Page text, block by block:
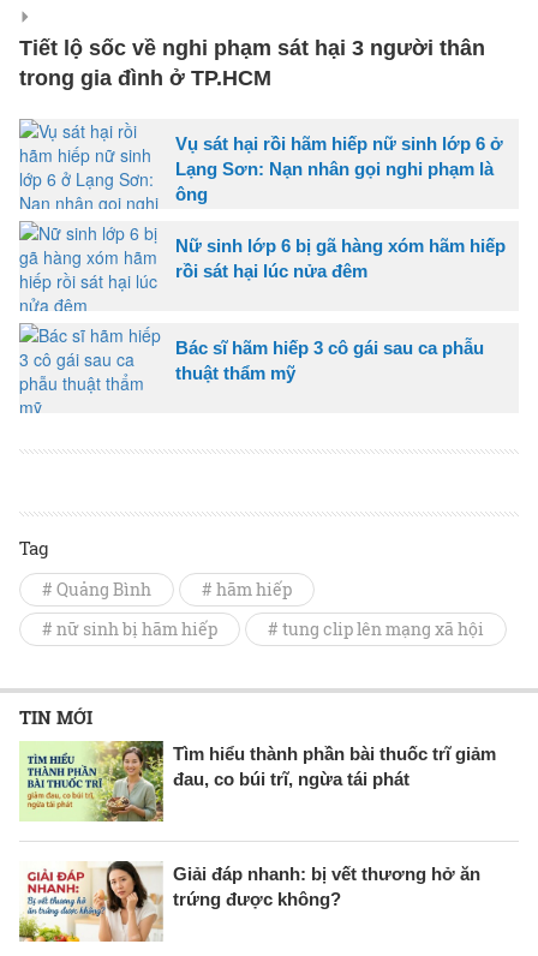
Tiết lộ sốc về nghi phạm sát hại 3 người thân
trong gia đình ở TP.HCM
Vụ sát hại rồi hãm hiếp nữ sinh lớp 6 ở
Lạng Sơn: Nạn nhân gọi nghi phạm là
ông
Nữ sinh lớp 6 bị gã hàng xóm hãm hiếp
rồi sát hại lúc nửa đêm
Bác sĩ hãm hiếp 3 cô gái sau ca phẫu
thuật thẩm mỹ
Tag
# Quảng Bình
# hãm hiếp
# nữ sinh bị hãm hiếp
# tung clip lên mạng xã hội
TIN MỚI
Tìm hiểu thành phần bài thuốc trĩ giảm
đau, co búi trĩ, ngừa tái phát
Giải đáp nhanh: bị vết thương hở ăn
trứng được không?